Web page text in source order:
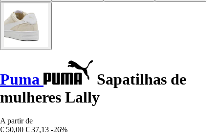
Puma
Sapatilhas de
mulheres Lally
A partir de
€ 50,00 € 37,13 -26%